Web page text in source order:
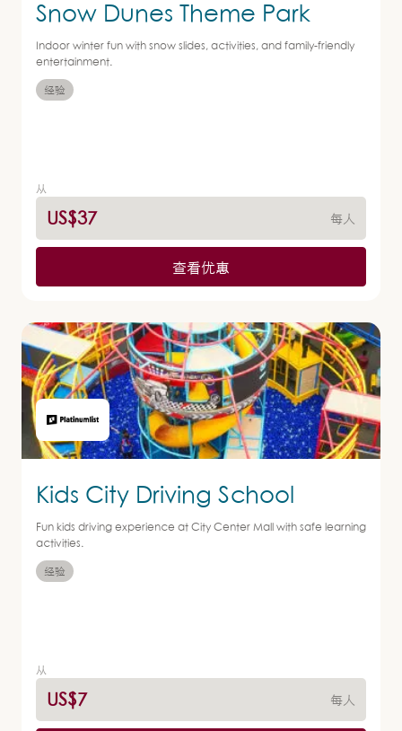
Snow Dunes Theme Park
Indoor winter fun with snow slides, activities, and family-friendly
entertainment.
经验
从
US$37 每人
查看优惠
Kids City Driving School
Fun kids driving experience at City Center Mall with safe learning
activities.
经验
从
US$7 每人